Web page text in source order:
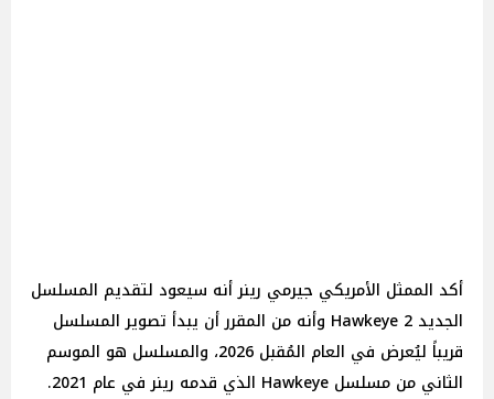
أكد الممثل الأمريكي جيرمي رينر أنه سيعود لتقديم المسلسل
الجديد 2 Hawkeye وأنه من المقرر أن يبدأ تصوير المسلسل
قريباً ليُعرض في العام المُقبل 2026، والمسلسل هو الموسم
الثاني من مسلسل Hawkeye الذي قدمه رينر في عام 2021.